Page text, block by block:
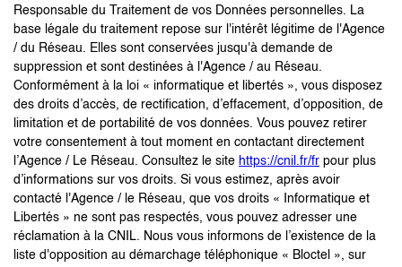
Responsable du Traitement de vos Données personnelles. La
base légale du traitement repose sur l'intérêt légitime de l'Agence
/ du Réseau. Elles sont conservées jusqu'à demande de
suppression et sont destinées à l'Agence / au Réseau.
Conformément à la loi « informatique et libertés », vous disposez
des droits d’accès, de rectification, d’effacement, d’opposition, de
limitation et de portabilité de vos données. Vous pouvez retirer
votre consentement à tout moment en contactant directement
l’Agence / Le Réseau. Consultez le site https://cnil.fr/fr pour plus
d’informations sur vos droits. Si vous estimez, après avoir
contacté l'Agence / le Réseau, que vos droits « Informatique et
Libertés » ne sont pas respectés, vous pouvez adresser une
réclamation à la CNIL. Nous vous informons de l’existence de la
liste d'opposition au démarchage téléphonique « Bloctel », sur